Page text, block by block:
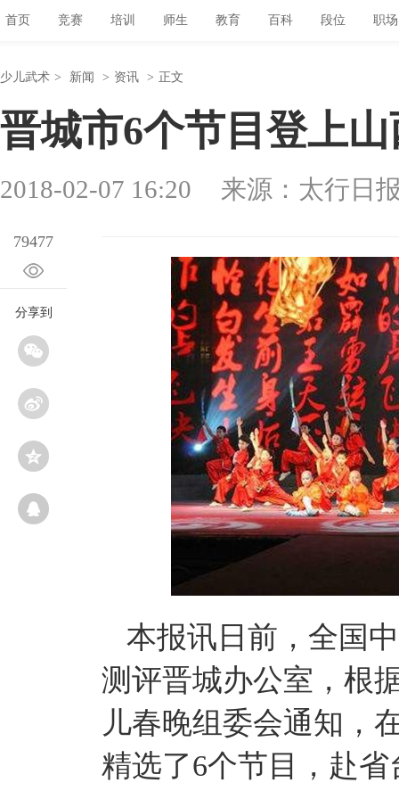
首页 竞赛 培训 师生 教育 百科 段位 职场
少儿武术 > 新闻 > 资讯 > 正文
晋城市6个节目登上
2018-02-07 16:20 来源：太行日
79477
分享到
本报讯日前，全国
测评晋城办公室，根
儿春晚组委会通知，
精选了6个节目，赴